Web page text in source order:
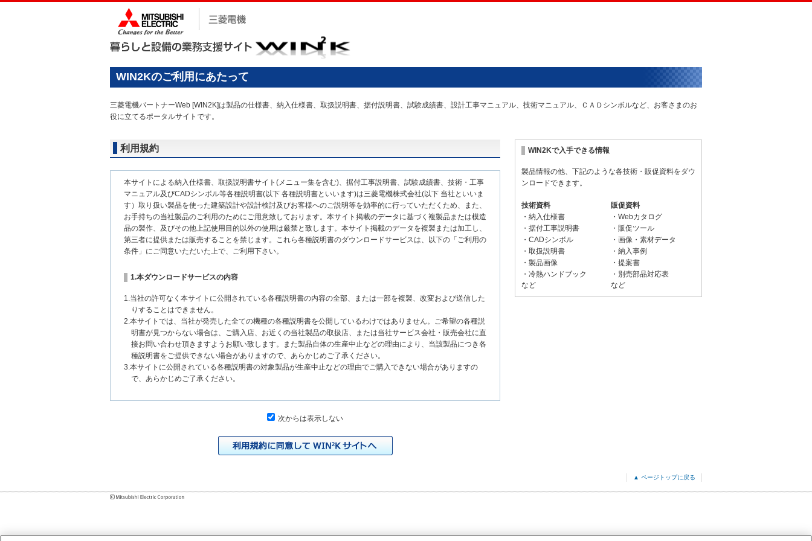
WIN2Kのご利用にあたって
三菱電機パートナーWeb [WIN2K]は製品の仕様書、納入仕様書、取扱説明書、据付説明書、試験成績書、設計工事マニュアル、技術マニュアル、ＣＡＤシンボルなど、お客さまのお
役に立てるポータルサイトです。
利用規約
本サイトによる納入仕様書、取扱説明書サイト(メニュー集を含む)、据付工事説明書、試験成績書、技術・工事
マニュアル及びCADシンボル等各種説明書(以下 各種説明書といいます)は三菱電機株式会社(以下 当社といいま
す）取り扱い製品を使った建築設計や設計検討及びお客様へのご説明等を効率的に行っていただくため、また、
お手持ちの当社製品のご利用のためにご用意致しております。本サイト掲載のデータに基づく複製品または模造
品の製作、及びその他上記使用目的以外の使用は厳禁と致します。本サイト掲載のデータを複製または加工し、
第三者に提供または販売することを禁じます。これら各種説明書のダウンロードサービスは、以下の「ご利用の
条件」にご同意いただいた上で、ご利用下さい。
1.本ダウンロードサービスの内容
1.当社の許可なく本サイトに公開されている各種説明書の内容の全部、または一部を複製、改変および送信した
りすることはできません。
2.本サイトでは、当社が発売した全ての機種の各種説明書を公開しているわけではありません。ご希望の各種説
明書が見つからない場合は、ご購入店、お近くの当社製品の取扱店、または当社サービス会社・販売会社に直
接お問い合わせ頂きますようお願い致します。また製品自体の生産中止などの理由により、当該製品につき各
種説明書をご提供できない場合がありますので、あらかじめご了承ください。
3.本サイトに公開されている各種説明書の対象製品が生産中止などの理由でご購入できない場合がありますの
で、あらかじめご了承ください。
いまして、本サイトに公開されている説明書の記載内容と、お客様がお持ちの製品の仕様がその後のマイナー
チェンジにより、異なる場合があります。本サイトに公開されている各種説明書の内容とお手持ちの製品の仕
各種説明書は、製品本体に同梱する各種説明書の変更の度に修正・更新するものではありません。
次からは表示しない
WIN2Kで入手できる情報
製品情報の他、下記のような各技術・販促資料をダウ
ンロードできます。
技術資料
・納入仕様書
・据付工事説明書
・CADシンボル
・取扱説明書
・製品画像
・冷熱ハンドブック
など
販促資料
・Webカタログ
・販促ツール
・画像・素材データ
・納入事例
・提案書
・別売部品対応表
など
▲ ページトップに戻る